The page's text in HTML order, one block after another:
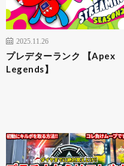
2025.11.26
プレデターランク 【Apex
Legends】